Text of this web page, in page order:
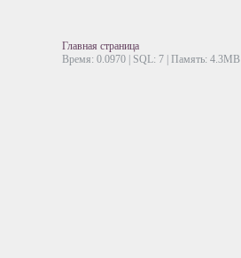
Главная страница
Время: 0.0970 | SQL: 7 | Память: 4.3MB